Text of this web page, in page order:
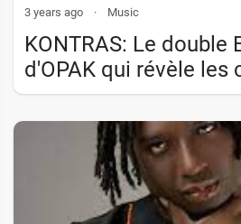
3 years ago · Music
KONTRAS: Le double
d'OPAK qui révèle
de l'existence